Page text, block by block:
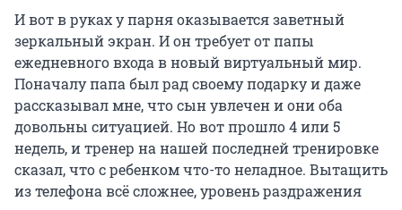
И вот в руках у парня оказывается заветный
зеркальный экран. И он требует от папы
ежедневного входа в новый виртуальный мир.
Поначалу папа был рад своему подарку и даже
рассказывал мне, что сын увлечен и они оба
довольны ситуацией. Но вот прошло 4 или 5
недель, и тренер на нашей последней тренировке
сказал, что с ребенком что-то неладное. Вытащить
из телефона всё сложнее, уровень раздражения